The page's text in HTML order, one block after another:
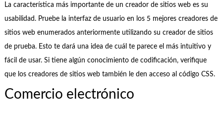
La característica más importante de un creador de sitios web es su
usabilidad. Pruebe la interfaz de usuario en los 5 mejores creadores de
sitios web enumerados anteriormente utilizando su creador de sitios
de prueba. Esto te dará una idea de cuál te parece el más intuitivo y
fácil de usar. Si tiene algún conocimiento de codificación, verifique
que los creadores de sitios web también le den acceso al código CSS.
Comercio electrónico